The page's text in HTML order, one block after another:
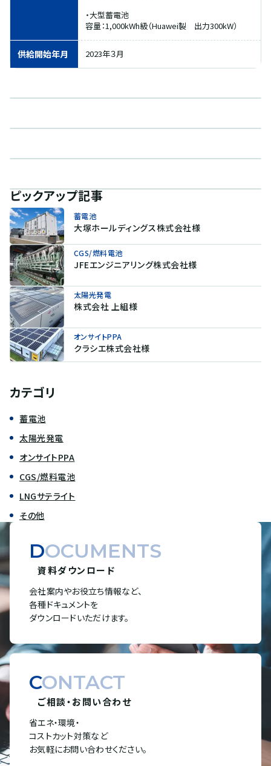
・大型蓄電池
容量：1,000kWh級（Huawei製 出力300kW）
供給開始年月 2023年３月
ピックアップ記事
蓄電池
大塚ホールディングス株式会社様
CGS/燃料電池
JFEエンジニアリング株式会社様
太陽光発電
株式会社 上組様
オンサイトPPA
クラシエ株式会社様
カテゴリ
蓄電池
太陽光発電
オンサイトPPA
CGS/燃料電池
LNGサテライト
その他
DOCUMENTS
資料ダウンロード
会社案内やお役立ち情報など、
各種ドキュメントを
ダウンロードいただけます。
CONTACT
ご相談・お問い合わせ
省エネ・環境・
コストカット対策など
お気軽にお問い合わせください。